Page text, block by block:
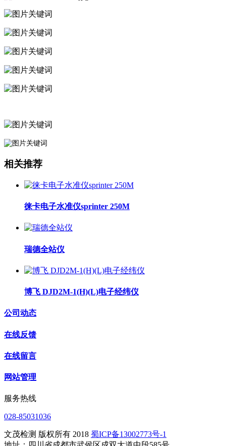
相关推荐
徕卡电子水准仪sprinter 250M
瑞德全站仪
博飞 DJD2M-1(H)(L)电子经纬仪
公司动态
在线反馈
在线留言
网站管理
服务热线
028-85031036
文茂检测 版权所有 2018 蜀ICP备13002773号-1